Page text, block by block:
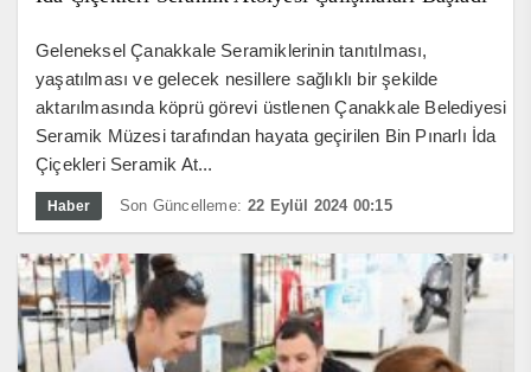
Geleneksel Çanakkale Seramiklerinin tanıtılması,
yaşatılması ve gelecek nesillere sağlıklı bir şekilde
aktarılmasında köprü görevi üstlenen Çanakkale Belediyesi
Seramik Müzesi tarafından hayata geçirilen Bin Pınarlı İda
Çiçekleri Seramik At...
Haber Son Güncelleme: 22 Eylül 2024 00:15